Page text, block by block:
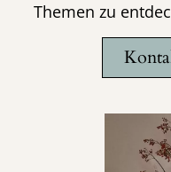
Themen zu